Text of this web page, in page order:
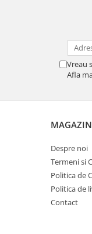
Nu
Vreau
Afla
Despre noi
Termeni si
Politica de
Politica de
Contact